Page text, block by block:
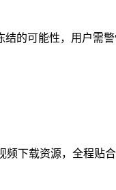
的可能性，用户需
下载资源，全程